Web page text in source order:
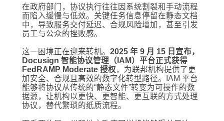
在政府部门，协议执行往往因系统割裂和手动流程
而陷入缓慢与低效。关键任务信息停留在静态文档
中，导致服务交付延迟、合规风险增加，甚至引发
员工与公众的挫败感。
这一困境正在迎来转机。 2025 年 9 月 15 日宣布，
Docusign 智能协议管理（IAM）平台正式获得
FedRAMP Moderate 授权，为联邦机构提供了更
加安全、合规且高效的数字化转型路径。IAM 平台
能够将协议从传统的“静态文件”转变为可操作的数
据源，让机构以更快、更智能、更互联的方式处理
协议，替代繁琐的纸质流程。